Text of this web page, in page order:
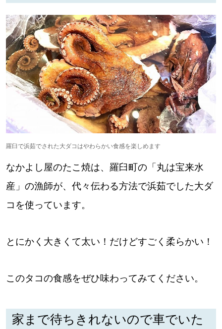
LOCAL ローカルエリア
all
札幌
道北
道東
道央
KEYWORD キーワード
Sitakke編集部 IKU
羅臼で浜茹でされた大ダコはやわらかい食感を楽しめます
なかよし屋のたこ焼は、羅臼町の「丸は宝来水
産」の漁師が、代々伝わる方法で浜茹でした大ダ
コを使っています。
とにかく大きくて太い！だけどすごく柔らかい！
このタコの食感をぜひ味わってみてください。
家まで待ちきれないので車でいた